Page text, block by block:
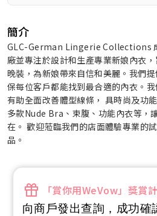
簡介
GLC-German Lingerie Collections
廠並專注於設計和生產專業新娘內衣
晚裝，為新娘帶來自信和美麗。我們
保每位客戶都能找到最合適的內衣。
有助全面改善體型線條， 具時尚及功
多款Nude Bra、束腹、功能內衣等，
在。 歡迎蒞臨我們的店面體驗專業的
品。
「賞你用WeVow」獎賞
向商戶發出查詢，成功確